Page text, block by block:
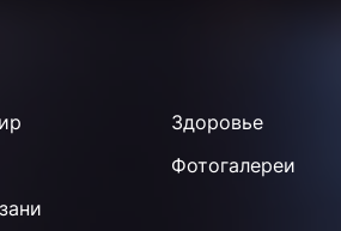
Здоровье
Фотогалереи